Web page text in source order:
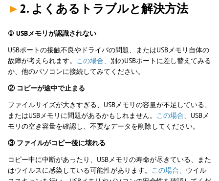
►2. よくあるトラブルと解決方法
① USBメモリが認識されない
USBポートの接触不良やドライバの問題、またはUSBメモリ自体の
故障が考えられます。 この場合、 別のUSBポートに差し替えてみる
か、他のパソコンに接続してみてください。
② コピーが途中で止まる
ファイルサイズが大きすぎる、USBメモリの容量が不足している、
またはUSBメモリに問題があるかもしれません。 この場合、 USBメ
モリの空き容量を確認し、不要なデータを削除してください。
③ ファイルがコピー後に壊れる
コピー中に中断があったり、USBメモリの寿命が尽きている、また
はウイルスに感染している可能性があります。 この場合、 ウイル